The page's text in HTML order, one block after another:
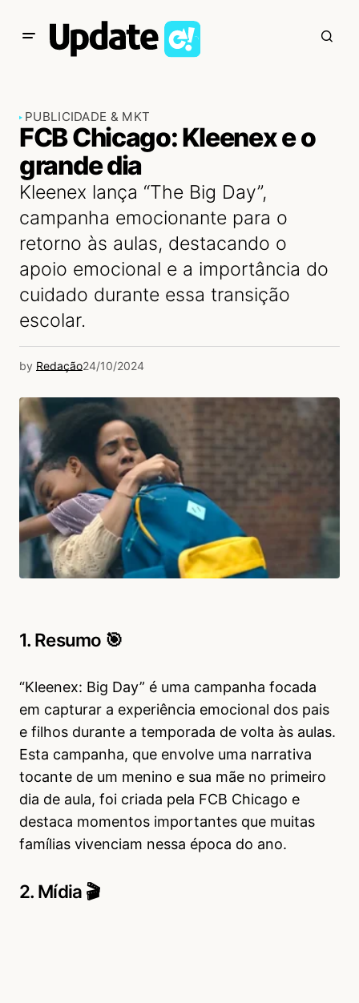
PUBLICIDADE & MKT
FCB Chicago: Kleenex e o
grande dia
Kleenex lança “The Big Day”,
campanha emocionante para o
retorno às aulas, destacando o
apoio emocional e a importância do
cuidado durante essa transição
escolar.
by Redação24/10/2024
1. Resumo 🎯
“Kleenex: Big Day” é uma campanha focada
em capturar a experiência emocional dos pais
e filhos durante a temporada de volta às aulas.
Esta campanha, que envolve uma narrativa
tocante de um menino e sua mãe no primeiro
dia de aula, foi criada pela FCB Chicago e
destaca momentos importantes que muitas
famílias vivenciam nessa época do ano.
2. Mídia 🎬